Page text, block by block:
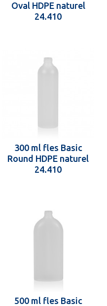
Oval HDPE naturel
24.410
300 ml fles Basic
Round HDPE naturel
24.410
500 ml fles Basic